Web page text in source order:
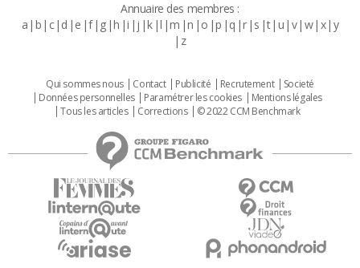
Annuaire des membres :
a b c d e f g h i j k l m n o p q r s t u v w x y
z
Qui sommes nous Contact Publicité Recrutement
Societé
Données personnelles
Paramétrer les cookies
Mentions légales
Tous les articles
Corrections © 2022 CCM Benchmark